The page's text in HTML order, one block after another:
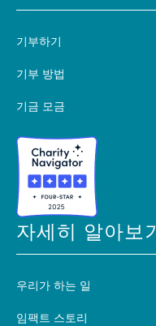
기부하기
기부 방법
기금 모금
자세히 알아보기
우리가 하는 일
임팩트 스토리